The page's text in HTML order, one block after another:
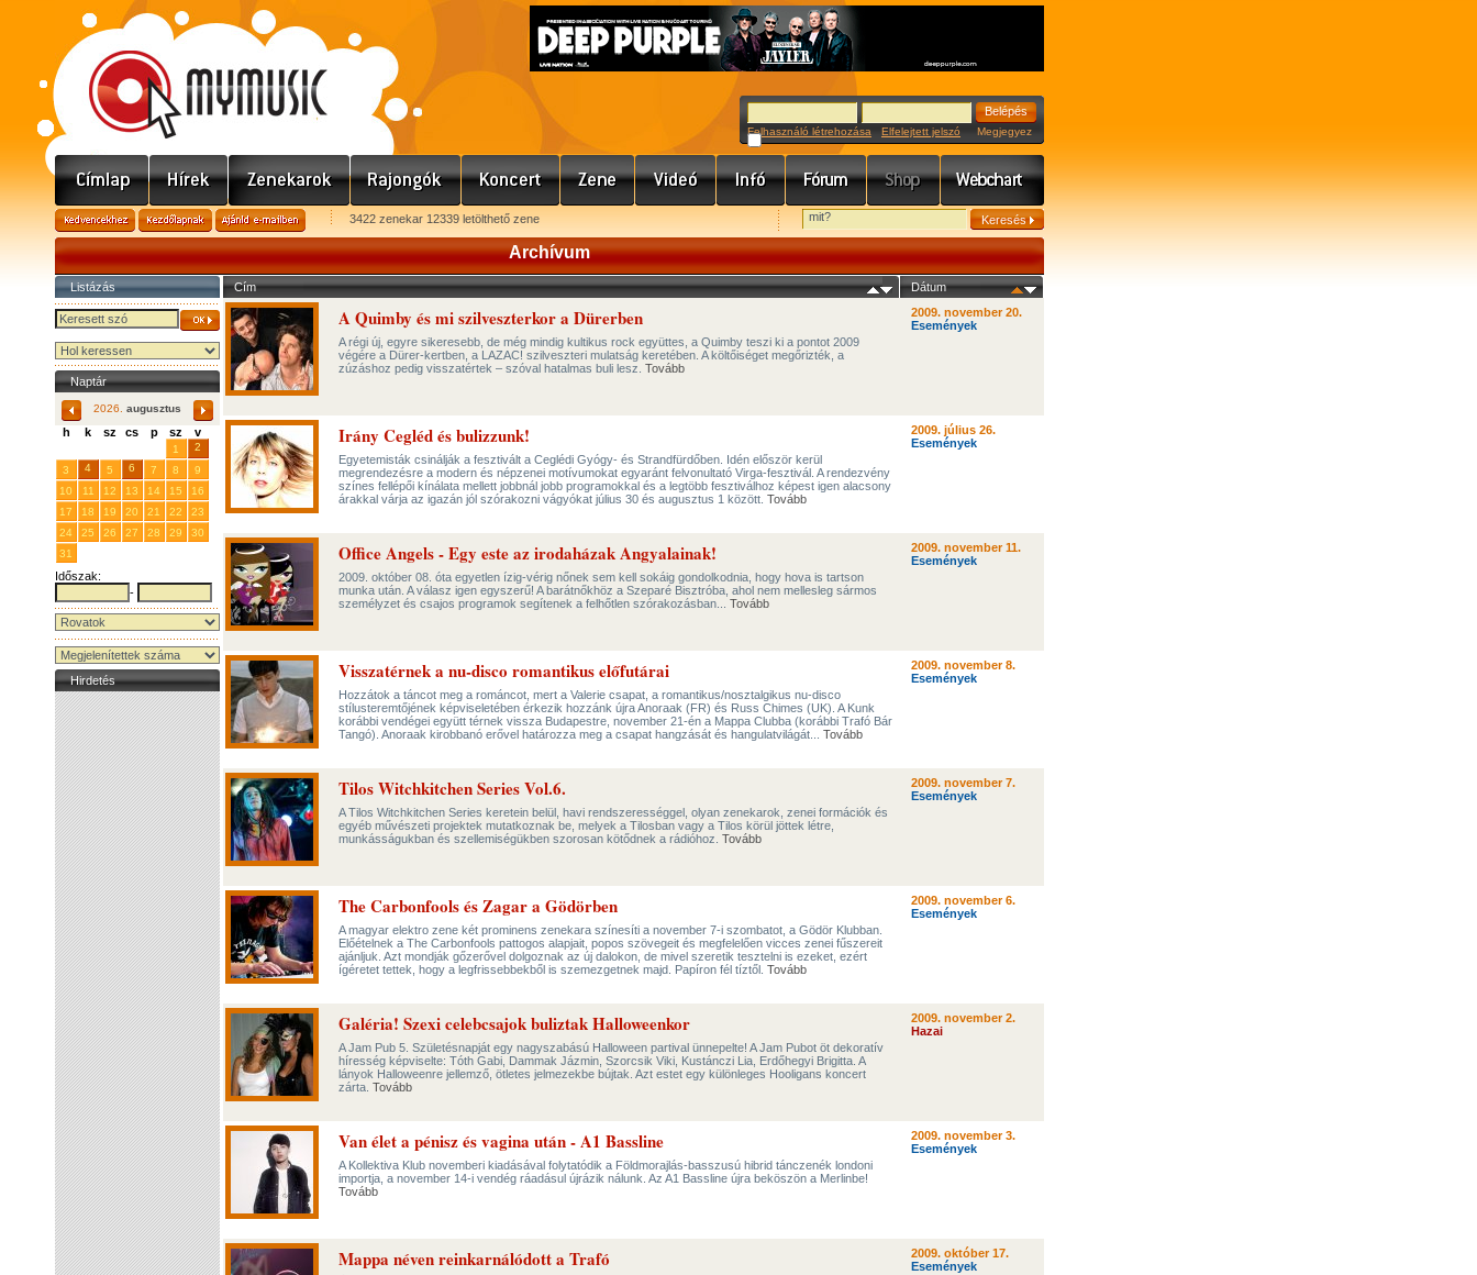
Felhasználó létrehozása Elfelejtett jelszó Megjegyez
3422 zenekar 12339 letölthető zene
Archívum
Listázás
Naptár
2026. augusztus
h k sz cs p sz v
1
2
3
4 5 6 7 8
9
10
11 12 13 14 15
16
17
18 19 20 21 22
23
24
25 26 27 28 29
30
31
Időszak:
-
Hirdetés
Cím Dátum
A Quimby és mi szilveszterkor a Dürerben
A régi új, egyre sikeresebb, de még mindig kultikus rock együttes, a Quimby teszi ki a pontot 2009
végére a Dürer-kertben, a LAZAC! szilveszteri mulatság keretében. A költőiséget megőrizték, a
zúzáshoz pedig visszatértek – szóval hatalmas buli lesz. Tovább
2009. november 20.
Események
Irány Cegléd és bulizzunk!
Egyetemisták csinálják a fesztivált a Ceglédi Gyógy- és Strandfürdőben. Idén először kerül
megrendezésre a modern és népzenei motívumokat egyaránt felvonultató Virga-fesztivál. A rendezvény
színes fellépői kínálata mellett jobbnál jobb programokkal és a legtöbb fesztiválhoz képest igen alacsony
árakkal várja az igazán jól szórakozni vágyókat július 30 és augusztus 1 között. Tovább
2009. július 26.
Események
Office Angels - Egy este az irodaházak Angyalainak!
2009. október 08. óta egyetlen ízig-vérig nőnek sem kell sokáig gondolkodnia, hogy hova is tartson
munka után. A válasz igen egyszerű! A barátnőkhöz a Szeparé Bisztróba, ahol nem mellesleg sármos
személyzet és csajos programok segítenek a felhőtlen szórakozásban... Tovább
2009. november 11.
Események
Visszatérnek a nu-disco romantikus előfutárai
Hozzátok a táncot meg a románcot, mert a Valerie csapat, a romantikus/nosztalgikus nu-disco
stílusteremtőjének képviseletében érkezik hozzánk újra Anoraak (FR) és Russ Chimes (UK). A Kunk
korábbi vendégei együtt térnek vissza Budapestre, november 21-én a Mappa Clubba (korábbi Trafó Bár
Tangó). Anoraak kirobbanó erővel határozza meg a csapat hangzását és hangulatvilágát... Tovább
2009. november 8.
Események
Tilos Witchkitchen Series Vol.6.
A Tilos Witchkitchen Series keretein belül, havi rendszerességgel, olyan zenekarok, zenei formációk és
egyéb művészeti projektek mutatkoznak be, melyek a Tilosban vagy a Tilos körül jöttek létre,
munkásságukban és szellemiségükben szorosan kötődnek a rádióhoz. Tovább
2009. november 7.
Események
The Carbonfools és Zagar a Gödörben
A magyar elektro zene két prominens zenekara színesíti a november 7-i szombatot, a Gödör Klubban.
Előételnek a The Carbonfools pattogos alapjait, popos szövegeit és megfelelően vicces zenei fűszereit
ajánljuk. Azt mondják gőzerővel dolgoznak az új dalokon, de mivel szeretik tesztelni is ezeket, ezért
ígéretet tettek, hogy a legfrissebbekből is szemezgetnek majd. Papíron fél tíztől. Tovább
2009. november 6.
Események
Galéria! Szexi celebcsajok buliztak Halloweenkor
A Jam Pub 5. Születésnapját egy nagyszabású Halloween partival ünnepelte! A Jam Pubot öt dekoratív
híresség képviselte: Tóth Gabi, Dammak Jázmin, Szorcsik Viki, Kustánczi Lia, Erdőhegyi Brigitta. A
lányok Halloweenre jellemző, ötletes jelmezekbe bújtak. Azt estet egy különleges Hooligans koncert
zárta. Tovább
2009. november 2.
Hazai
Van élet a pénisz és vagina után - A1 Bassline
A Kollektiva Klub novemberi kiadásával folytatódik a Földmorajlás-basszusú hibrid tánczenék londoni
importja, a november 14-i vendég ráadásul újrázik nálunk. Az A1 Bassline újra beköszön a Merlinbe!
Tovább
2009. november 3.
Események
Mappa néven reinkarnálódott a Trafó
2009. október 17.
Események